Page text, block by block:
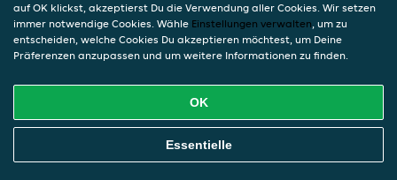
auf OK klickst, akzeptierst Du die Verwendung aller Cookies. Wir setzen
immer notwendige Cookies. Wähle Einstellungen verwalten, um zu
entscheiden, welche Cookies Du akzeptieren möchtest, um Deine
Präferenzen anzupassen und um weitere Informationen zu finden.
OK
Essentielle